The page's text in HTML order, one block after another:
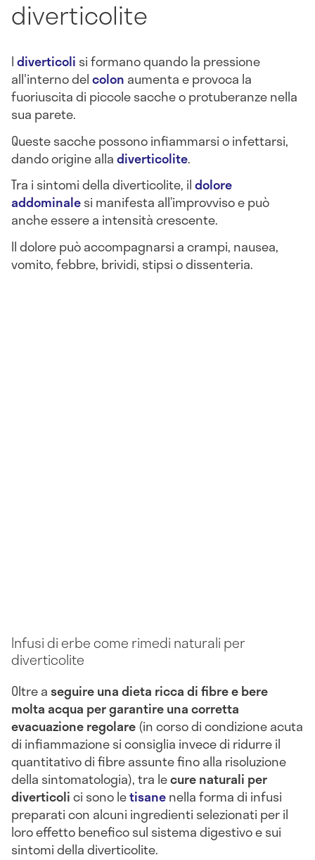
diverticolite
Idiverticoli si formano quando la pressione
all'interno delcolon aumenta e provoca la
fuoriuscita di piccole sacche o protuberanze nella
sua parete.
Queste sacche possono infiammarsi o infettarsi,
dando origine alladiverticolite.
Tra i sintomi della diverticolite, ildolore
addominalesi manifesta all’improvviso e può
anche essere a intensità crescente.
Il dolore può accompagnarsi a crampi, nausea,
vomito, febbre, brividi, stipsi o dissenteria.
Infusi di erbe come rimedi naturali per
diverticolite
Oltre aseguire una dieta ricca di fibre e bere
molta acqua per garantire una corretta
evacuazione regolare(in corso di condizione acuta
di infiammazione si consiglia invece di ridurre il
quantitativo di fibre assunte fino alla risoluzione
della sintomatologia), tra lecurenaturali per
diverticolici sono letisanenella forma di infusi
preparati con alcuni ingredienti selezionati per il
loro effetto benefico sul sistema digestivo e sui
sintomi della diverticolite.